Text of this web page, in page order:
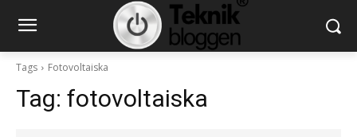
Tags Fotovoltaiska
Tag: fotovoltaiska